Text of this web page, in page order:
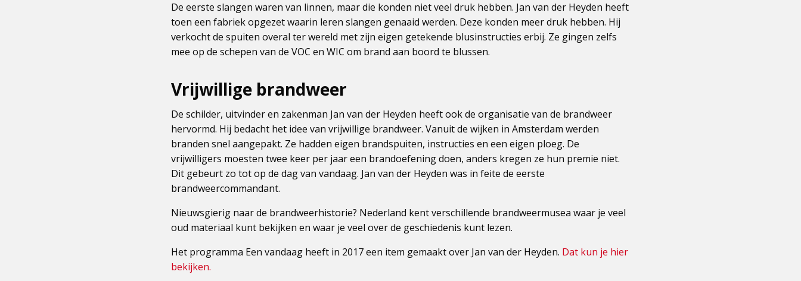
De eerste slangen waren van linnen, maar die konden niet veel druk hebben. Jan van der Heyden heeft
toen een fabriek opgezet waarin leren slangen genaaid werden. Deze konden meer druk hebben. Hij
verkocht de spuiten overal ter wereld met zijn eigen getekende blusinstructies erbij. Ze gingen zelfs
mee op de schepen van de VOC en WIC om brand aan boord te blussen.
Vrijwillige brandweer
De schilder, uitvinder en zakenman Jan van der Heyden heeft ook de organisatie van de brandweer
hervormd. Hij bedacht het idee van vrijwillige brandweer. Vanuit de wijken in Amsterdam werden
branden snel aangepakt. Ze hadden eigen brandspuiten, instructies en een eigen ploeg. De
vrijwilligers moesten twee keer per jaar een brandoefening doen, anders kregen ze hun premie niet.
Dit gebeurt zo tot op de dag van vandaag. Jan van der Heyden was in feite de eerste
brandweercommandant.
Nieuwsgierig naar de brandweerhistorie? Nederland kent verschillende brandweermusea waar je veel
oud materiaal kunt bekijken en waar je veel over de geschiedenis kunt lezen.
Het programma Een vandaag heeft in 2017 een item gemaakt over Jan van der Heyden. Dat kun je hier
bekijken.